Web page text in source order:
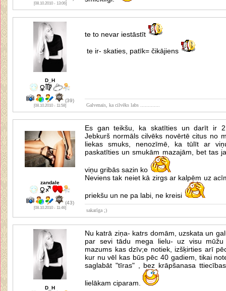
[08.10.2010 - 13:06]
D_H
(39)
[08.10.2010 - 11:58]
te to nevar iestāstīt
te ir- skaties, patīk= čikājiens
Galvenais, ka cilvēks labs .............
zandale
(43)
[08.10.2010 - 11:46]
Es gan teikšu, ka skatīties un darīt ir
Jebkurš normāls cilvēks novērtē citus no
liekas smuks, nenozīmē, ka tūlīt ar
paskatīties un smukām mazajām, bet tas
viņu gribās sazin ko
Neviens tak neiet kā zirgs ar kalpēm uz
priekšu un ne pa labi, ne kreisi
sakarīga ;)
D_H
Nu katrā ziņa- katrs domām, uzskata un
par sevi tādu mega lielu- uz visu
mazums kas dzīv;e notiek, izšķirties arī
kur nu vēl kas būs pēc 40 gadiem, tikai
saglabāt "tīras" , bez krāpšanasa
lielākam ciparam.